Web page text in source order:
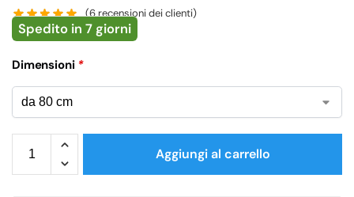
(6recensioni dei clienti)
Spedito in 7 giorni
Dimensioni *
Aggiungi al carrello